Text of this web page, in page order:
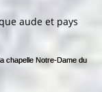
chapelle Notre-Dame du